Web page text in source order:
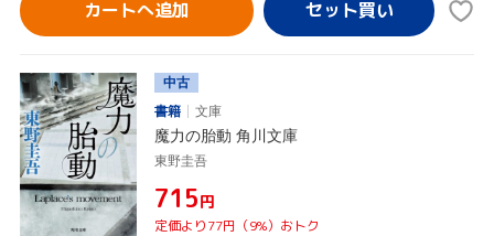
カートへ追加
中古
書籍
文庫
魔力の胎動 角川文庫
東野圭吾
¥715円
定価より77円（9%）おトク